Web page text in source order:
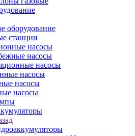
оборудование
станции
насосы
насосы
насосы
насосы
насосы
насосы